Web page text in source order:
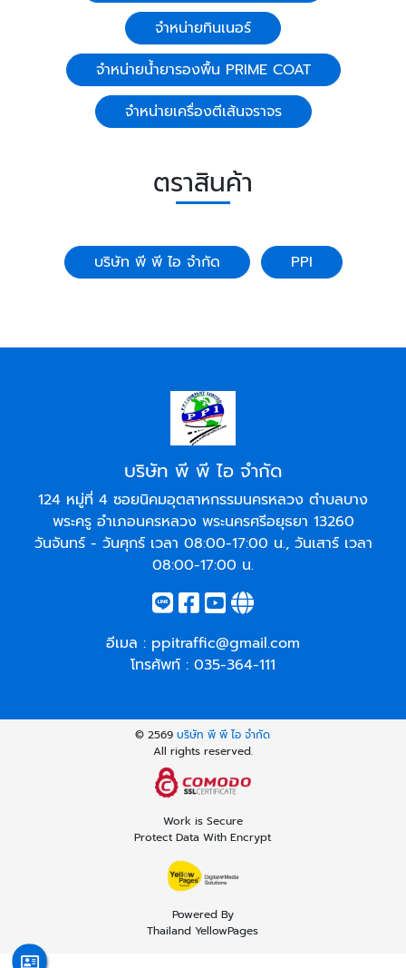
จำหน่ายทินเนอร์
จำหน่ายน้ำยารองพื้น PRIME COAT
จำหน่ายเครื่องตีเส้นจราจร
ตราสินค้า
บริษัท พี พี ไอ จำกัด PPI
บริษัท พี พี ไอ จำกัด
124 หมู่ที่ 4 ซอยนิคมอุตสาหกรรมนครหลวง ตำบลบาง
พระครู อำเภอนครหลวง พระนครศรีอยุธยา 13260
วันจันทร์ - วันศุกร์ เวลา 08:00-17:00 น., วันเสาร์ เวลา
08:00-17:00 น.
อีเมล : ppitraffic@gmail.com
โทรศัพท์ : 035-364-111
© 2569บริษัท พี พี ไอ จำกัด
All rights reserved.
Work is Secure
Protect Data With Encrypt
Powered By
Thailand YellowPages